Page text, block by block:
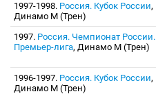
1997-1998. Россия. Кубок России,
Динамо М (Трен)
1997. Россия. Чемпионат России.
Премьер-лига, Динамо М (Трен)
1996-1997. Россия. Кубок России,
Динамо М (Трен)